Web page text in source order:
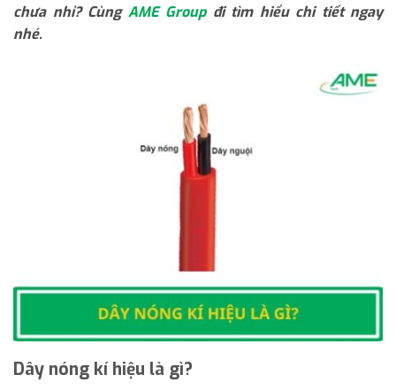
chưa nhỉ? Cùng AME Groupđi tìm hiểu chi tiết ngay
nhé.
Dây nóng kí hiệu là gì?